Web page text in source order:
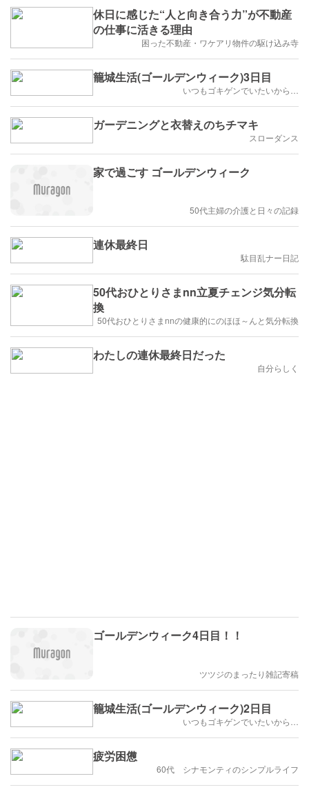
休日に感じた“人と向き合う力”が不動産
の仕事に活きる理由
困った不動産・ワケアリ物件の駆け込み寺
籠城生活(ゴールデンウィーク)3日目
いつもゴキゲンでいたいから…
ガーデニングと衣替えのちチマキ
スローダンス
家で過ごす ゴールデンウィーク
50代主婦の介護と日々の記録
連休最終日
駄目乱ナー日記
50代おひとりさまnn立夏チェンジ気分転
換
50代おひとりさまnnの健康的にのほほ～んと気分転換
わたしの連休最終日だった
自分らしく
ゴールデンウィーク4日目！！
ツツジのまったり雑記寄稿
籠城生活(ゴールデンウィーク)2日目
いつもゴキゲンでいたいから…
疲労困憊
60代 シナモンティのシンプルライフ